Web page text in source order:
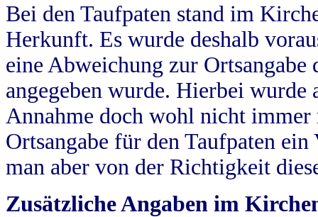
Bei den Taufpaten stand im
Herkunft. Es wurde deshalb
eine Abweichung zur
angegeben wurde. Hierbei wurde
Annahme doch wohl nicht
Ortsangabe für den Taufpaten
man aber von der Richtigkeit
Zusätzliche Angaben im